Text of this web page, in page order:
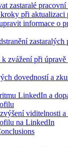
zastaralé
při aktualizaci
informace o
zastaralých
zvážení při
dovedností a
LinkedIn a
viditelnosti
na LinkedIn